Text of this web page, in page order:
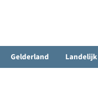
Gelderland Landelijk